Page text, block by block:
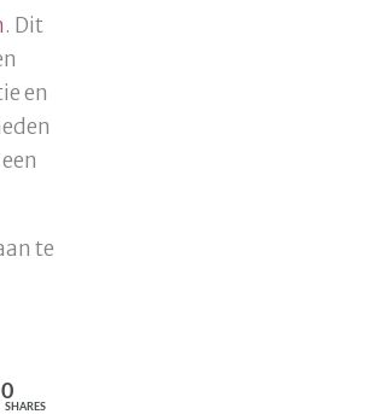
. Dit
en
te
0
SHARES